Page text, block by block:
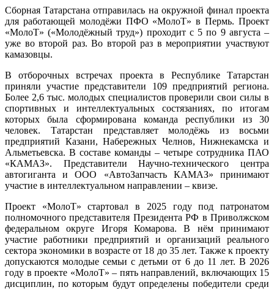
Сборная Татарстана отправилась на окружной финал проекта
для работающей молодёжи ПФО «МолоТ» в Пермь. Проект
«МолоТ» («Молодёжный труд») проходит с 5 по 9 августа –
уже во второй раз. Во второй раз в мероприятии участвуют
камазовцы.
В отборочных встречах проекта в Республике Татарстан
приняли участие представители 109 предприятий региона.
Более 2,6 тыс. молодых специалистов проверили свои силы в
спортивных и интеллектуальных состязаниях, по итогам
которых была сформирована команда республики из 30
человек. Татарстан представляет молодёжь из восьми
предприятий Казани, Набережных Челнов, Нижнекамска и
Альметьевска. В составе команды – четыре сотрудника ПАО
«КАМАЗ». Представители Научно-технического центра
автогиганта и ООО «АвтоЗапчасть КАМАЗ» принимают
участие в интеллектуальном направлении – квизе.
Проект «МолоТ» стартовал в 2025 году под патронатом
полномочного представителя Президента РФ в Приволжском
федеральном округе Игоря Комарова. В нём принимают
участие работники предприятий и организаций реального
сектора экономики в возрасте от 18 до 35 лет. Также к проекту
допускаются молодые семьи с детьми от 6 до 11 лет. В 2026
году в проекте «МолоТ» – пять направлений, включающих 15
дисциплин, по которым будут определены победители среди